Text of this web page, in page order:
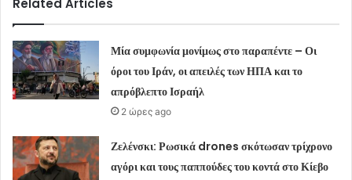
Related Articles
Μία συμφωνία μονίμως στο παραπέντε – Οι
όροι του Ιράν, οι απειλές των ΗΠΑ και το
απρόβλεπτο Ισραήλ
2 ώρες ago
Ζελένσκι: Ρωσικά drones σκότωσαν τρίχρονο
αγόρι και τους παππούδες του κοντά στο Κίεβο